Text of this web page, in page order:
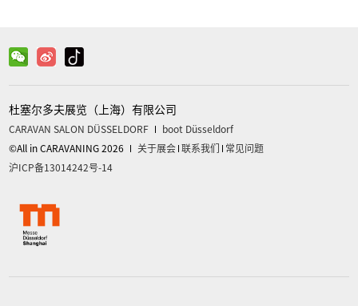
杜塞尔多夫展览（上海）有限公司
CARAVAN SALON DÜSSELDORF
boot Düsseldorf
©All in CARAVANING 2026
关于展会 联系我们
常见问题
沪ICP备13014242号-14